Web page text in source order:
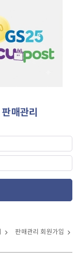
매관리
판매관리 회원가입